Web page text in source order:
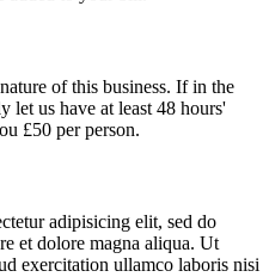
of this business. If in the
let us have at least 48 hours'
£50 per person.
adipisicing elit, sed do
et dolore magna aliqua. Ut
exercitation ullamco laboris nisi